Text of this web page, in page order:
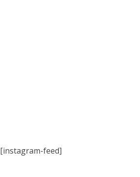
[instagram-feed]